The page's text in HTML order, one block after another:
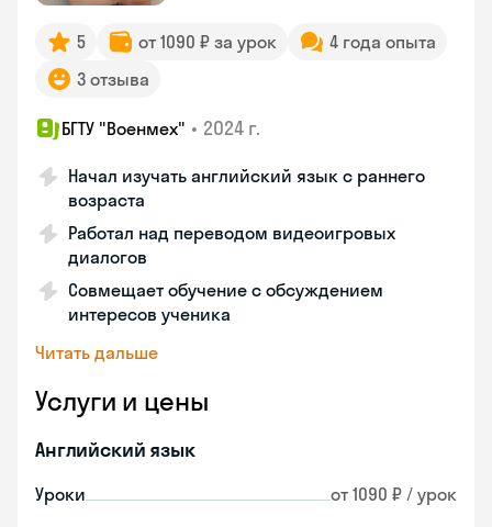
5 от 1090 ₽ за урок
4 года опыта
3 отзыва
БГТУ "Военмех" • 2024 г.
Начал изучать английский язык с раннего
возраста
Работал над переводом видеоигровых
диалогов
Совмещает обучение с обсуждением
интересов ученика
Читать дальше
Услуги и цены
Английский язык
Уроки от 1090 ₽ / урок